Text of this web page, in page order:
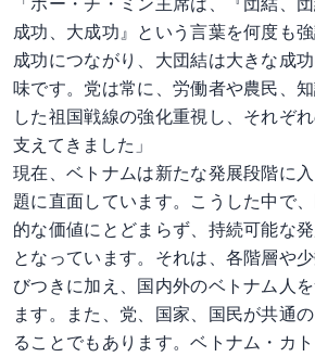
成功、大成功』という言葉を何度も
成功につながり、大団結は大きな成
味です。党は常に、労働者や農民、
した祖国戦線の強化重視し、それぞ
支えてきました」
現在、ベトナムは新たな発展段階に
題に直面しています。こうした中で
的な価値にとどまらず、持続可能な
となっています。それは、各階層や
びつきに加え、国内外のベトナム人
ます。また、党、国家、国民が共通
ることでもあります。ベトナム・カ